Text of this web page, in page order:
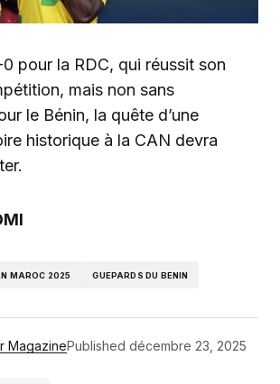
pour la RDC, qui réussit son
mais non sans
le Bénin, la quête d’une
historique à la CAN devra
MAROC 2025 GUEPARDS DU BENIN
MagazinePublished décembre 23, 2025